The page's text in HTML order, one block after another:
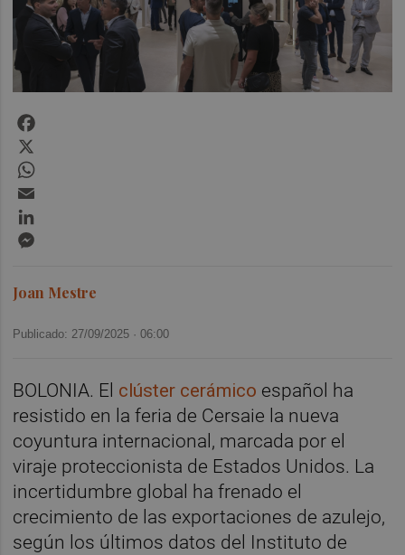
Joan Mestre
Publicado: 27/09/2025 ·06:00
BOLONIA. El clúster cerámico español ha
resistido en la feria de Cersaie la nueva
coyuntura internacional, marcada por el
viraje proteccionista de Estados Unidos. La
incertidumbre global ha frenado el
crecimiento de las exportaciones de azulejo,
según los últimos datos del Instituto de